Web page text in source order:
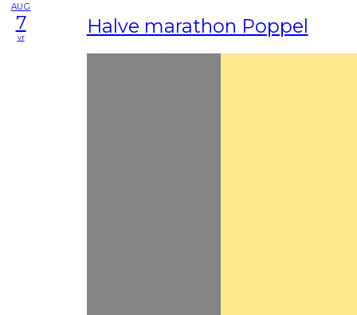
AUG
7
vr Halve marathon Poppel